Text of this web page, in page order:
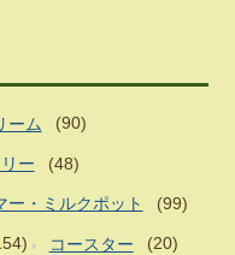
ーム (90)
ー (48)
ー・ミルクポット (99)
コースター (20)